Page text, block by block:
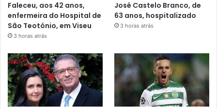
Faleceu, aos 42 anos,
enfermeira do Hospital de
São Teotónio, em Viseu
3 horas atrás
José Castelo Branco, de
63 anos, hospitalizado
3 horas atrás